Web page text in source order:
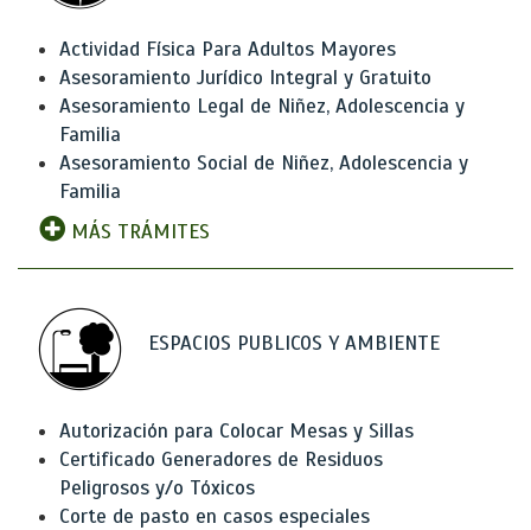
Actividad Física Para Adultos Mayores
Asesoramiento Jurídico Integral y Gratuito
Asesoramiento Legal de Niñez, Adolescencia y
Familia
Asesoramiento Social de Niñez, Adolescencia y
Familia
MÁS TRÁMITES
ESPACIOS PUBLICOS Y AMBIENTE
Autorización para Colocar Mesas y Sillas
Certificado Generadores de Residuos
Peligrosos y/o Tóxicos
Corte de pasto en casos especiales